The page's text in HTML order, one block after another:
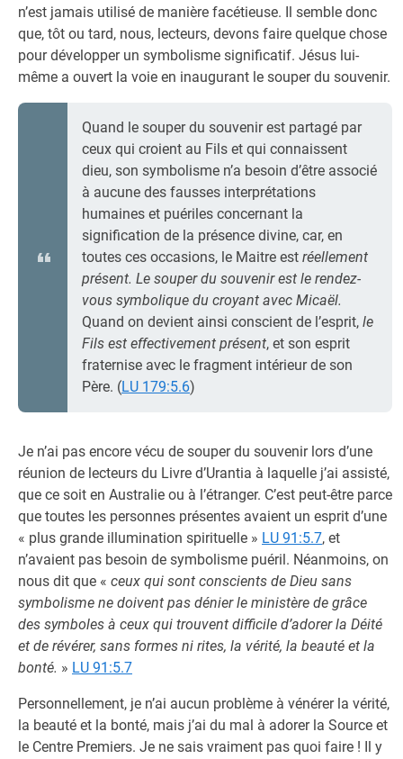
n’est jamais utilisé de manière facétieuse. Il semble donc
que, tôt ou tard, nous, lecteurs, devons faire quelque chose
pour développer un symbolisme significatif. Jésus lui-
même a ouvert la voie en inaugurant le souper du souvenir.
Quand le souper du souvenir est partagé par
ceux qui croient au Fils et qui connaissent
dieu, son symbolisme n’a besoin d’être associé
à aucune des fausses interprétations
humaines et puériles concernant la
signification de la présence divine, car, en
toutes ces occasions, le Maitre est réellement
présent. Le souper du souvenir est le rendez-
vous symbolique du croyant avec Micaël.
Quand on devient ainsi conscient de l’esprit, le
Fils est effectivement présent, et son esprit
fraternise avec le fragment intérieur de son
Père. (LU 179:5.6)
Je n’ai pas encore vécu de souper du souvenir lors d’une
réunion de lecteurs du Livre d’Urantia à laquelle j’ai assisté,
que ce soit en Australie ou à l’étranger. C’est peut-être parce
que toutes les personnes présentes avaient un esprit d’une
« plus grande illumination spirituelle » LU 91:5.7, et
n’avaient pas besoin de symbolisme puéril. Néanmoins, on
nous dit que « ceux qui sont conscients de Dieu sans
symbolisme ne doivent pas dénier le ministère de grâce
des symboles à ceux qui trouvent difficile d’adorer la Déité
et de révérer, sans formes ni rites, la vérité, la beauté et la
bonté. » LU 91:5.7
Personnellement, je n’ai aucun problème à vénérer la vérité,
la beauté et la bonté, mais j’ai du mal à adorer la Source et
le Centre Premiers. Je ne sais vraiment pas quoi faire ! Il y